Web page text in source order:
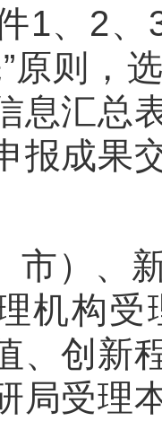
1、2
原则，
息汇总
报成果
市）、
机构
、创新
局受理